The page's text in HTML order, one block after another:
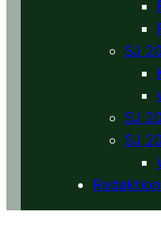
SJ
SJ
SJ
Redaktion